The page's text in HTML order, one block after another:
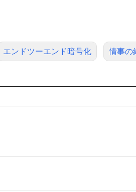
エンドツーエンド暗号化 情事の